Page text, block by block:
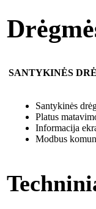
SANTYKINĖS
Santykinės
Platus
Informacija
Modbus